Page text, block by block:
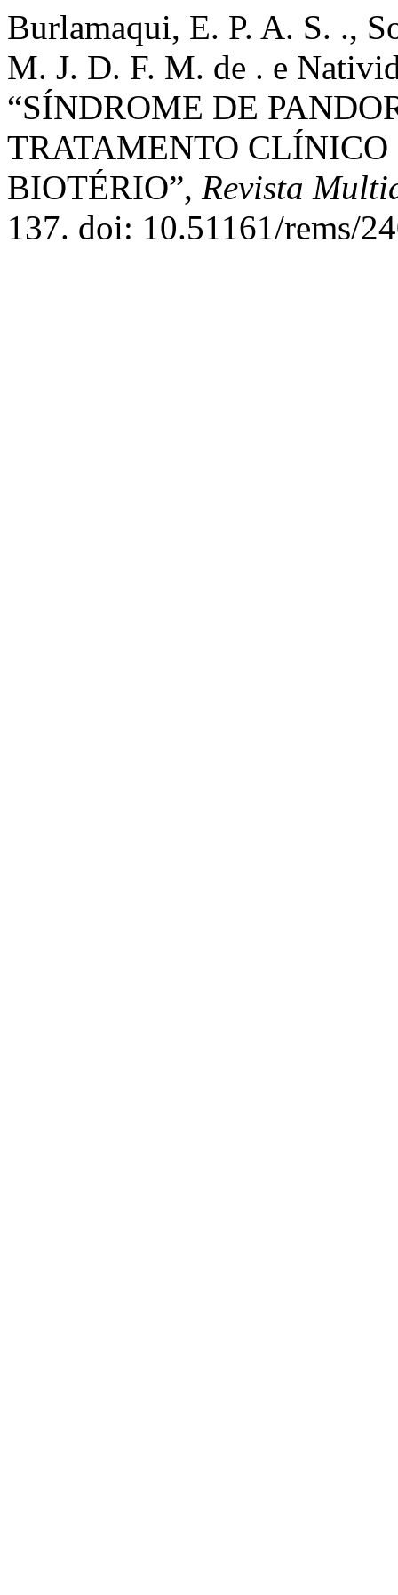
Burlamaqui, E. P. A. S. .,
M. J. D. F. M. de . e
“SÍNDROME DE
TRATAMENTO
BIOTÉRIO”, Revista
137. doi: 10.51161/rems/